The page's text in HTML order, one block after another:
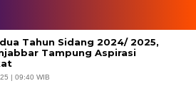
Tahun Sidang 2024/ 2025,
Tampung Aspirasi
| 09:40 WIB